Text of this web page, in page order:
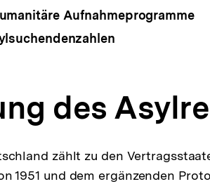
Aufnahmeprogramme
des
zählt zu den
1951 und dem ergänzenden